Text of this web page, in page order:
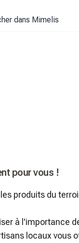
dans Mimelis
pour vous !
produits du
à l'importance
locaux